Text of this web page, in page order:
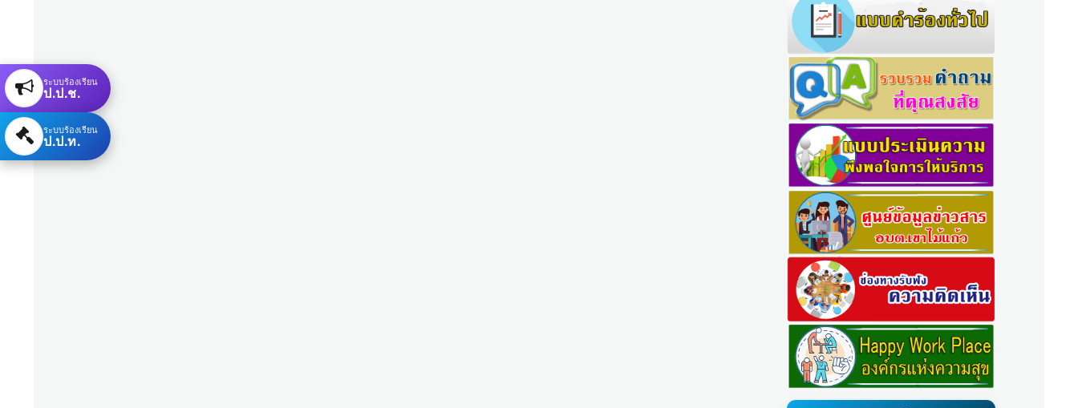
ระบบร้องเรียน
ป.ป.ช.
ระบบร้องเรียน
ป.ป.ท.